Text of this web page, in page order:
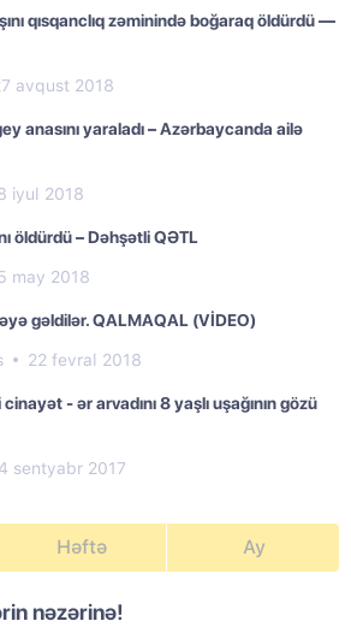
qısqanclıq zəminində boğaraq öldürdü —
avqust 2018
anasını yaraladı – Azərbaycanda ailə
iyul 2018
öldürdü – Dəhşətli QƏTL
may 2018
gəldilər. QALMAQAL (VİDEO)
22 fevral 2018
- ər arvadını 8 yaşlı uşağının gözü
sentyabr 2017
Həftə Ay
nəzərinə!